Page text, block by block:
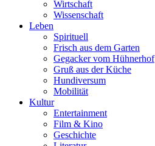
Wirtschaft
Wissenschaft
Leben
Spirituell
Frisch aus dem Garten
Gegacker vom Hühnerhof
Gruß aus der Küche
Hundiversum
Mobilität
Kultur
Entertainment
Film & Kino
Geschichte